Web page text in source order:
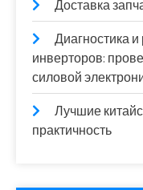
Доставка
Диагностика
инверторов:
силовой
Лучшие
практичность